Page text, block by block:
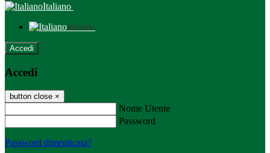
Italiano
Italiano
Accedi
Accedi
button close ×
Nome Utente
Password
Password dimenticata?